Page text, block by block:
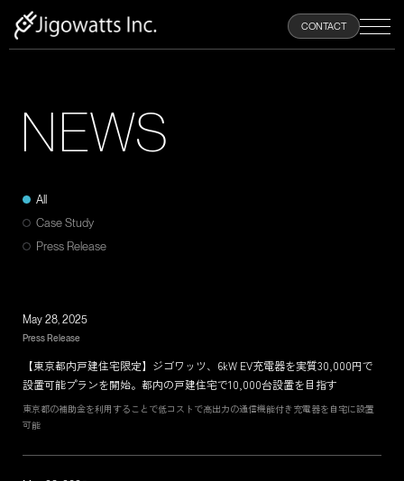
100
CONTACT
TERMS
CONTACT
NEWS
All
Case Study
Press Release
May 28, 2025
Press Release
【東京都内戸建住宅限定】ジゴワッツ、6kW EV充電器を実質30,000円で
設置可能プランを開始。都内の戸建住宅で10,000台設置を目指す
東京都の補助金を利用することで低コストで高出力の通信機能付き充電器を自宅に設置
可能